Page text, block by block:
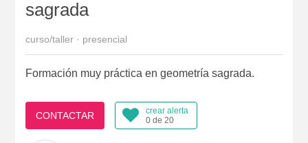
sagrada
curso/taller · presencial
Formación muy práctica en geometría sagrada.
CONTACTAR
crear alerta
0 de 20